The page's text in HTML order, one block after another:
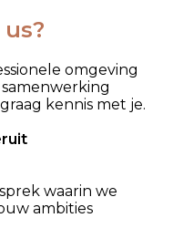
omgeving
kennis met je.
waarin we
ambities